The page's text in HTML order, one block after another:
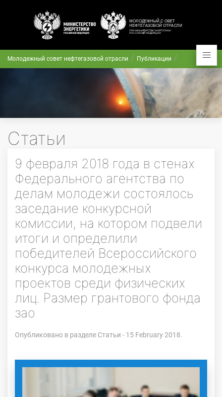
Молодежный совет нефтегазовой отрасли Публикации
Статьи
9 февраля 2018 года в стенах
Федерального агентства по
делам молодежи состоялось
заседание конкурсной
комиссии, на котором подвели
итоги и определили
победителей Всероссийского
конкурса молодежных
проектов среди физических
лиц. Размер грантового фонда
зао
Опубликовано в разделе Статьи - 15 February 2018.